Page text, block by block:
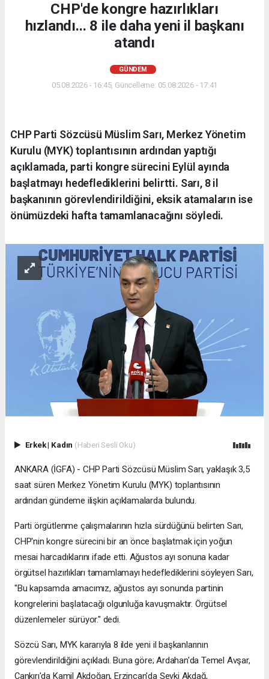
CHP'de kongre hazırlıkları
hızlandı... 8 ile daha yeni il başkanı
atandı
GÜNDEM
05.08.2026 - 16:45, Güncelleme: 05.08.2026 - 17:41
CHP Parti Sözcüsü Müslim Sarı, Merkez Yönetim
Kurulu (MYK) toplantısının ardından yaptığı
açıklamada, parti kongre sürecini Eylül ayında
başlatmayı hedeflediklerini belirtti. Sarı, 8 il
başkanının görevlendirildiğini, eksik atamaların ise
önümüzdeki hafta tamamlanacağını söyledi.
Erkek| Kadın (Haberi Sesli Oku)
ANKARA (İGFA) - CHP Parti Sözcüsü Müslim Sarı, yaklaşık 3,5
saat süren Merkez Yönetim Kurulu (MYK) toplantısının
ardından gündeme ilişkin açıklamalarda bulundu.
Parti örgütlenme çalışmalarının hızla sürdüğünü belirten Sarı,
CHP'nin kongre sürecini bir an önce başlatmak için yoğun
mesai harcadıklarını ifade etti. Ağustos ayı sonuna kadar
örgütsel hazırlıkları tamamlamayı hedeflediklerini söyleyen Sarı,
"Bu kapsamda amacımız, ağustos ayı sonunda partinin
kongrelerini başlatacağı olgunluğa kavuşmaktır. Örgütsel
düzenlemeler sürüyor." dedi.
Sözcü Sarı, MYK kararıyla 8 ilde yeni il başkanlarının
görevlendirildiğini açıkladı. Buna göre; Ardahan'da Temel Avşar,
Çankırı'da Kamil Akdoğan, Erzincan'da Şevki Akdağ,